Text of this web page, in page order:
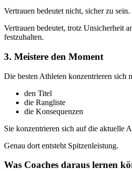
Vertrauen bedeutet nicht, sicher zu sein.
Vertrauen bedeutet, trotz Unsicherheit
festzuhalten.
3. Meistere den Moment
Die besten Athleten konzentrieren sich
den Titel
die Rangliste
die Konsequenzen
Sie konzentrieren sich auf die aktuelle
Genau dort entsteht Spitzenleistung.
Was Coaches daraus lernen